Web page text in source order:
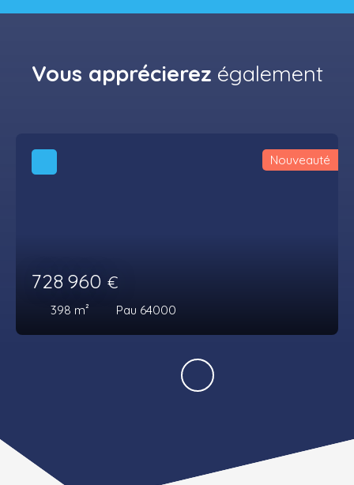
Vous apprécierez également
728 960 €
398 m² Pau 64000
Nouveauté